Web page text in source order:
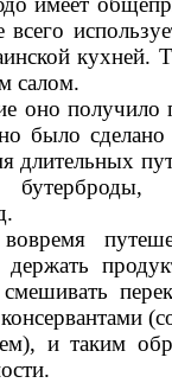
кухней.
салом.
оно получило
было
длительных
бутерброды,
держать
и таким